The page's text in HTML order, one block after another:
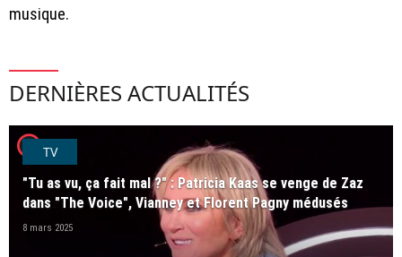
musique.
DERNIÈRES ACTUALITÉS
player2TV
"Tu as vu, ça fait mal ?" : Patricia Kaas se venge de Zaz
dans "The Voice", Vianney et Florent Pagny médusés
8 mars 2025